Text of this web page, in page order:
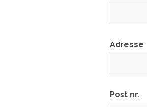
Adresse
Post nr.